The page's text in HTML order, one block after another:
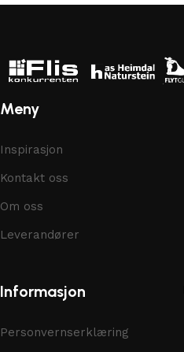
Meny
Inspirasjon
Kontakt oss
Om oss
Leverandører
Informasjon
Personvernserklæring